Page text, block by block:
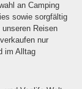
an Camping
sowie sorgfältig
Reisen
nur
im Alltag